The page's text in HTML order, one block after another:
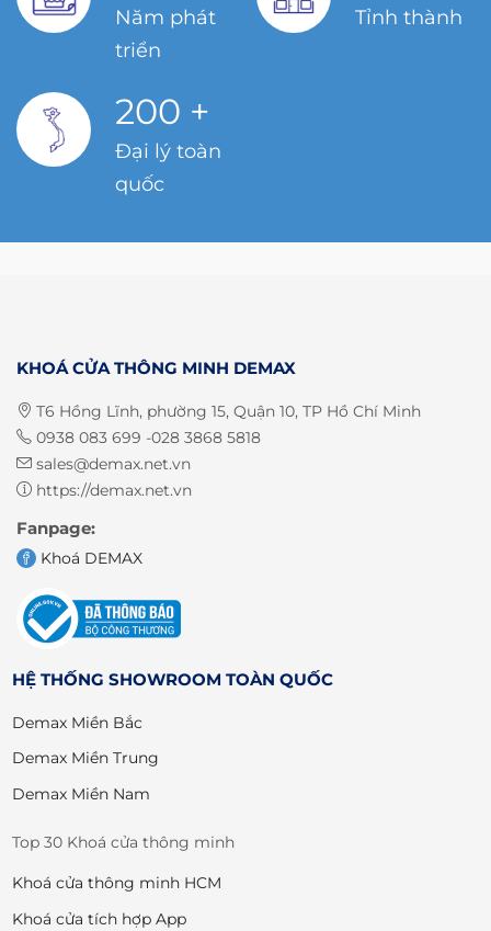
Năm phát
triển
Tỉnh thành
200 +
Đại lý toàn
quốc
KHOÁ CỬA THÔNG MINH DEMAX
T6 Hồng Lĩnh, phường 15, Quận 10, TP Hồ Chí Minh
0938 083 699 -028 3868 5818
sales@demax.net.vn
https://demax.net.vn
Fanpage:
Khoá DEMAX
HỆ THỐNG SHOWROOM TOÀN QUỐC
Demax Miền Bắc
Demax Miền Trung
Demax Miền Nam
Top 30 Khoá cửa thông minh
Khoá cửa thông minh HCM
Khoá cửa tích hợp App